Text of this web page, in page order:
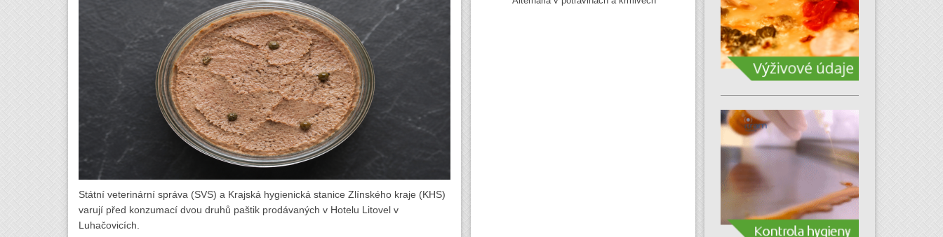
Státní veterinární správa (SVS) a Krajská hygienická stanice Zlínského kraje (KHS)
varují před konzumací dvou druhů paštik prodávaných v Hotelu Litovel v
Luhačovicích.